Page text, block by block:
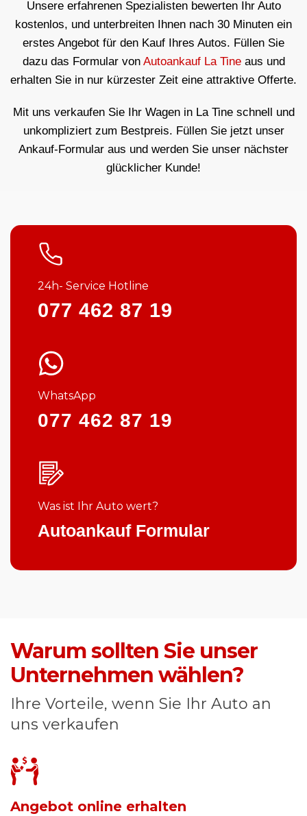
Unsere erfahrenen Spezialisten bewerten Ihr Auto
kostenlos, und unterbreiten Ihnen nach 30 Minuten ein
erstes Angebot für den Kauf Ihres Autos. Füllen Sie
dazu das Formular von Autoankauf La Tineaus und
erhalten Sie in nur kürzester Zeit eine attraktive Offerte.
Mit uns verkaufen Sie Ihr Wagen in La Tine schnell und
unkompliziert zum Bestpreis. Füllen Sie jetzt unser
Ankauf-Formular aus und werden Sie unser nächster
glücklicher Kunde!
24h- Service Hotline
077 462 87 19
WhatsApp
077 462 87 19
Was ist Ihr Auto wert?
Autoankauf Formular
Warum sollten Sie unser
Unternehmen wählen?
Ihre Vorteile, wenn Sie Ihr Auto an
uns verkaufen
Angebot online erhalten